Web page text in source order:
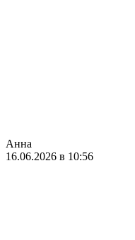
Анна
16.06.2026 в 10:56